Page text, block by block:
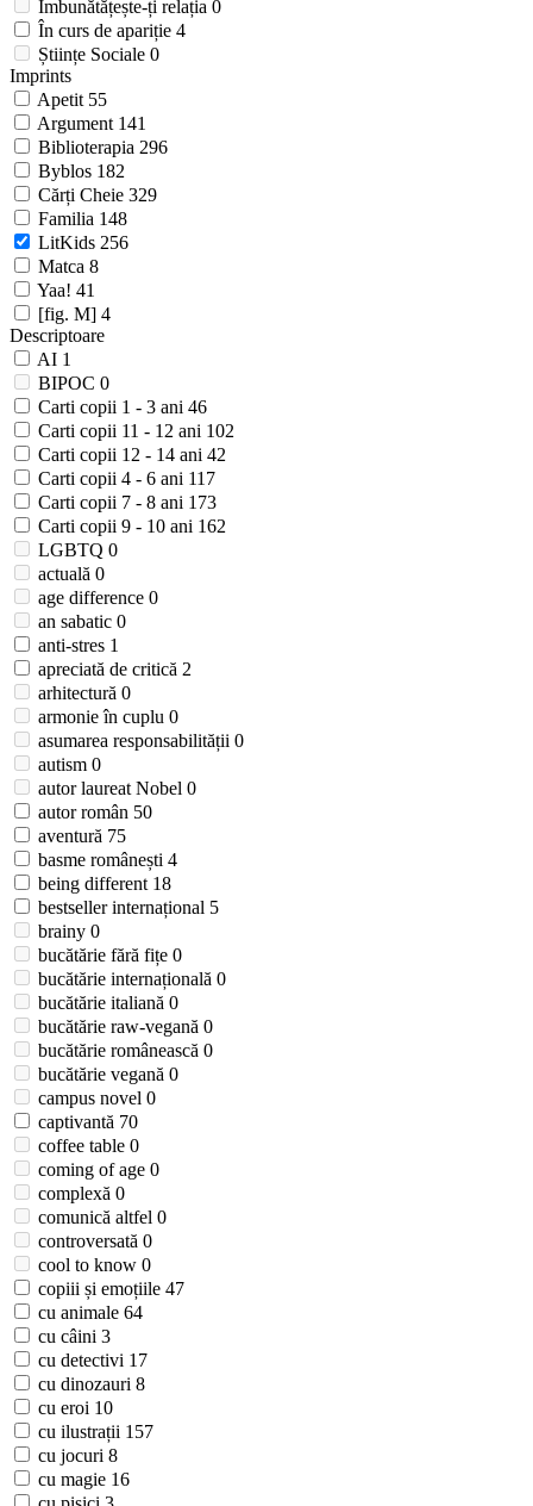
Îmbunătățește-ți relația 0
În curs de apariție 4
Științe Sociale 0
Imprints
Apetit 55
Argument 141
Biblioterapia 296
Byblos 182
Cărți Cheie 329
Familia 148
LitKids 256
Matca 8
Yaa! 41
[fig. M] 4
Descriptoare
AI 1
BIPOC 0
Carti copii 1 - 3 ani 46
Carti copii 11 - 12 ani 102
Carti copii 12 - 14 ani 42
Carti copii 4 - 6 ani 117
Carti copii 7 - 8 ani 173
Carti copii 9 - 10 ani 162
LGBTQ 0
actuală 0
age difference 0
an sabatic 0
anti-stres 1
apreciată de critică 2
arhitectură 0
armonie în cuplu 0
asumarea responsabilității 0
autism 0
autor laureat Nobel 0
autor român 50
aventură 75
basme românești 4
being different 18
bestseller internațional 5
brainy 0
bucătărie fără fițe 0
bucătărie internațională 0
bucătărie italiană 0
bucătărie raw-vegană 0
bucătărie românească 0
bucătărie vegană 0
campus novel 0
captivantă 70
coffee table 0
coming of age 0
complexă 0
comunică altfel 0
controversată 0
cool to know 0
copiii și emoțiile 47
cu animale 64
cu câini 3
cu detectivi 17
cu dinozauri 8
cu eroi 10
cu ilustrații 157
cu jocuri 8
cu magie 16